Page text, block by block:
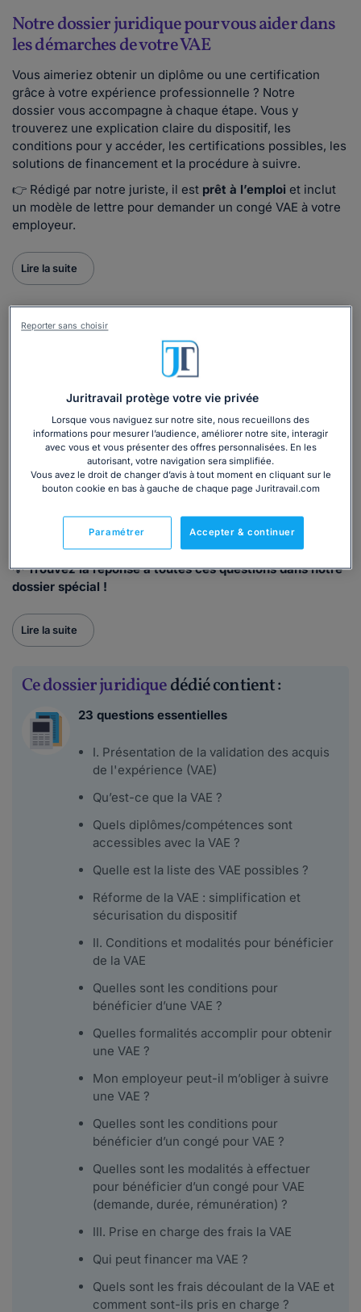
Notre dossier juridique pour vous aider dans
les démarches de votre VAE
Vous aimeriez obtenir un diplôme ou une certification
grâce à votre expérience professionnelle ? Notre
dossier vous accompagne à chaque étape. Vous y
trouverez une explication claire du dispositif, les
conditions pour y accéder, les certifications possibles, les
solutions de financement et la procédure à suivre.
👉 Rédigé par notre juriste, il est prêt à l’emploi et inclut
un modèle de lettre pour demander un congé VAE à votre
employeur.
Lire la suite
Dans quel cas utiliser ce dossier ?
Que vous envisagiez de changer de secteur d'activité
demandeur d'emploi ou en quête de promotion
professionnelle, la VAE peut être le levier qu'il vous faut.
Qu'est-ce que la VAE ? Quelles sont les étapes de la
démarche ? Combien de temps dure une VAE ? Existe-t-il
vous imposer un report du congé pour VAE ? Comment
financer la démarche, quelle peut être la prise en charge ?
💡Trouvez la réponse à toutes ces questions dans notre
dossier spécial !
Lire la suite
Ce dossier juridiquedédié contient :
23 questions essentielles
I. Présentation de la validation des acquis
de l'expérience (VAE)
Qu’est-ce que la VAE ?
Quels diplômes/compétences sont
accessibles avec la VAE ?
Quelle est la liste des VAE possibles ?
Réforme de la VAE : simplification et
sécurisation du dispositif
II. Conditions et modalités pour bénéficier
de la VAE
Quelles sont les conditions pour
bénéficier d’une VAE ?
Quelles formalités accomplir pour obtenir
une VAE ?
Mon employeur peut-il m’obliger à suivre
une VAE ?
Quelles sont les conditions pour
bénéficier d’un congé pour VAE ?
Quelles sont les modalités à effectuer
pour bénéficier d’un congé pour VAE
(demande, durée, rémunération) ?
III. Prise en charge des frais la VAE
Qui peut financer ma VAE ?
Quels sont les frais découlant de la VAE et
comment sont-ils pris en charge ?
Juritravail protège votre vie privée
Lorsque vous naviguez sur notre site, nous recueillons des
informations pour mesurer l’audience, améliorer notre site, interagir
avec vous et vous présenter des offres personnalisées. En les
autorisant, votre navigation sera simplifiée.
Vous avez le droit de changer d’avis à tout moment en cliquant sur le
bouton cookie en bas à gauche de chaque page Juritravail.com
Accepter & continuer
Paramétrer
Reporter sans choisir